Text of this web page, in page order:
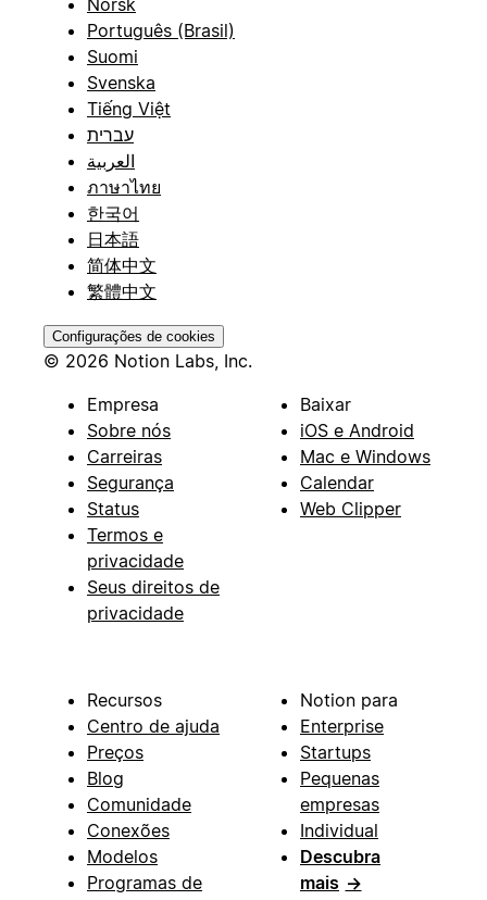
Norsk
Português (Brasil)
Suomi
Svenska
Tiếng Việt
עברית
العربية
ภาษาไทย
한국어
日本語
简体中文
繁體中文
Configurações de cookies
© 2026 Notion Labs, Inc.
Empresa
Sobre nós
Carreiras
Segurança
Status
Termos e
privacidade
Seus direitos de
privacidade
Baixar
iOS e Android
Mac e Windows
Calendar
Web Clipper
Recursos
Centro de ajuda
Preços
Blog
Comunidade
Conexões
Modelos
Programas de
Notion para
Enterprise
Startups
Pequenas
empresas
Individual
Descubra
mais →